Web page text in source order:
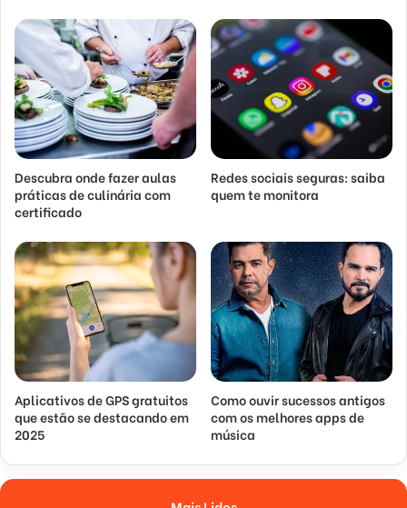
Descubra onde fazer aulas
práticas de culinária com
certificado
Redes sociais seguras: saiba
quem te monitora
Aplicativos de GPS gratuitos
que estão se destacando em
2025
Como ouvir sucessos antigos
com os melhores apps de
música